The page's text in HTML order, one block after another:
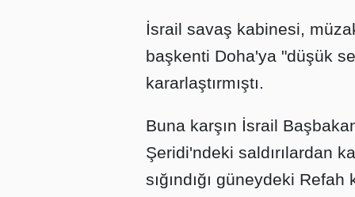
İsrail savaş kabinesi,
başkenti Doha'ya "düşük
kararlaştırmıştı.
Buna karşın İsrail
Şeridi'ndeki saldırılardan
sığındığı güneydeki